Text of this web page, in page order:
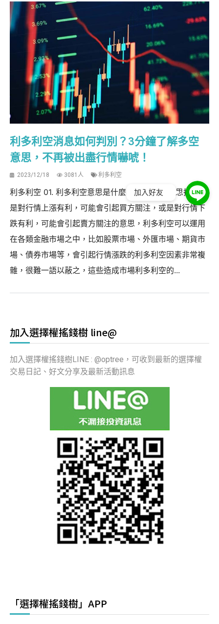
利多利空消息如何判別？3分鐘了解多空
意思，不再被出盡行情嚇唬！
2023/12/18 3081人 利多利空
利多利空 01. 利多利空意思是什麼？ 利多利空意思指的就
是對行情上漲有利，可能會引起買方關注，或是對行情下
跌有利，可能會引起賣方關注的意思，利多利空可以運用
在各類金融市場之中，比如股票市場、外匯市場、期貨市
場、債券市場等，會引起行情漲跌的利多利空因素非常複
雜，很難一語以蔽之，這些造成市場利多利空的...
加入選擇權搖錢樹 line@
加入選擇權搖錢樹LINE : @optree，可收到最新的選擇權
交易日記、好文分享及最新活動訊息
「選擇權搖錢樹」APP
加入好友